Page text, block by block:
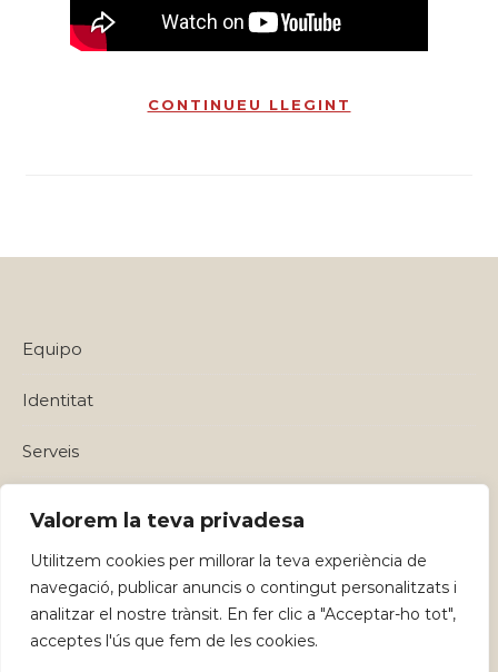
Valorem la teva privadesa
Utilitzem cookies per millorar la teva experiència de
navegació, publicar anuncis o contingut personalitzats i
analitzar el nostre trànsit. En fer clic a "Acceptar-ho tot",
acceptes l'ús que fem de les cookies.
CONTINUEU LLEGINT
Equipo
Identitat
Serveis